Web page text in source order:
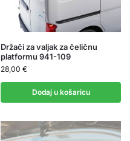
Držači za valjak za čeličnu
platformu 941-109
28,00 €
Dodaj u košaricu